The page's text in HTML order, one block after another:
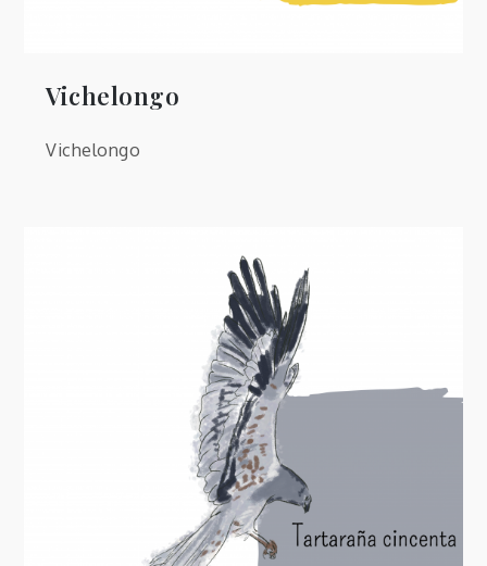
Vichelongo
Vichelongo